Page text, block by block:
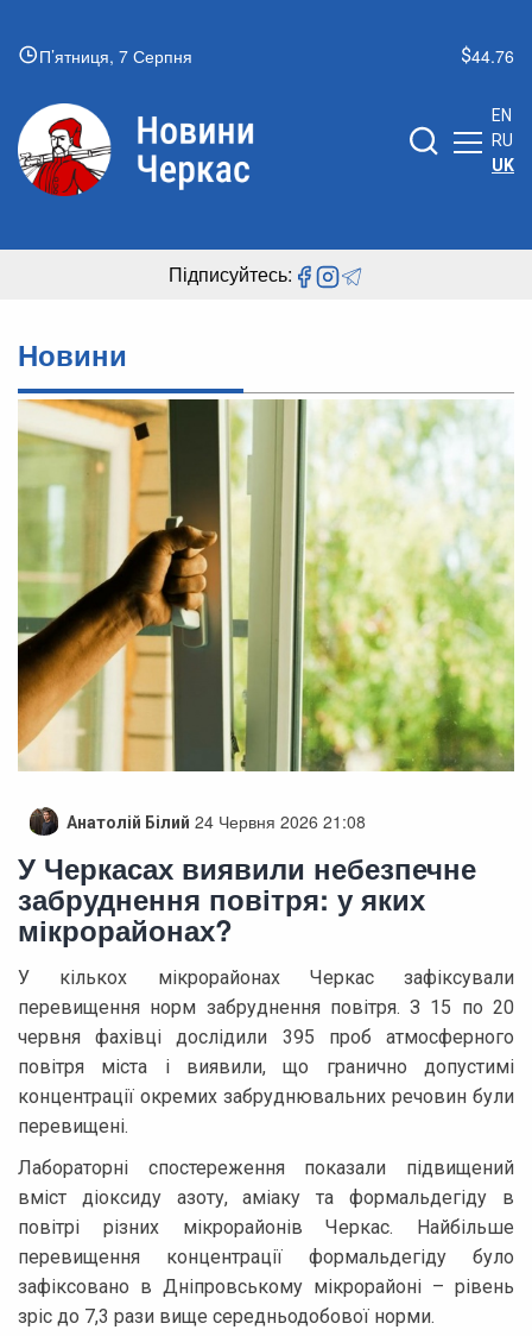
П’ятниця, 7 Серпня 44.76
EN
RU
UK
Підписуйтесь:
Новини
Анатолій Білий 24 Червня 2026 21:08
У Черкасах виявили небезпечне
забруднення повітря: у яких
мікрорайонах?
У кількох мікрорайонах Черкас зафіксували
перевищення норм забруднення повітря. З 15 по 20
червня фахівці дослідили 395 проб атмосферного
повітря міста і виявили, що гранично допустимі
концентрації окремих забруднювальних речовин були
перевищені.
Лабораторні спостереження показали підвищений
вміст діоксиду азоту, аміаку та формальдегіду в
повітрі різних мікрорайонів Черкас. Найбільше
перевищення концентрації формальдегіду було
зафіксовано в Дніпровському мікрорайоні – рівень
зріс до 7,3 рази вище середньодобової норми.